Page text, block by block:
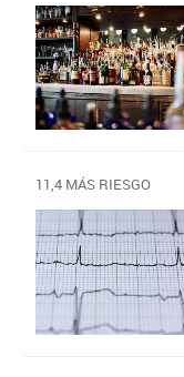
11,4 MÁS RIESGO